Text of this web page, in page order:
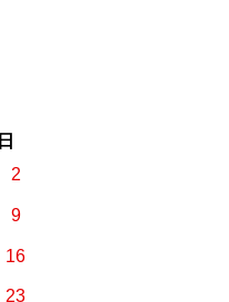
日
2
9
16
23